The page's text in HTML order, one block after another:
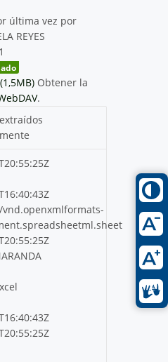
última vez por
REYES
Obtener la
.